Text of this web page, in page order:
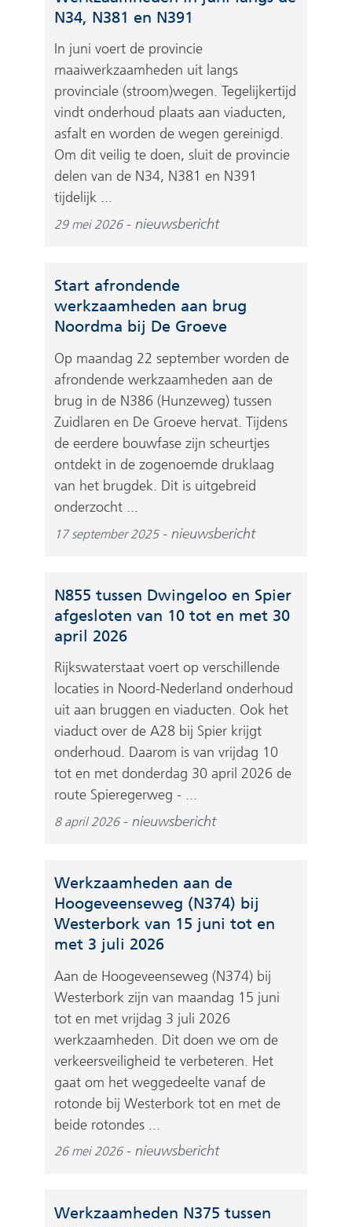
N34, N381 en N391
In juni voert de provincie
maaiwerkzaamheden uit langs
provinciale (stroom)wegen. Tegelijkertijd
vindt onderhoud plaats aan viaducten,
asfalt en worden de wegen gereinigd.
Om dit veilig te doen, sluit de provincie
delen van de N34, N381 en N391
tijdelijk ...
29 mei 2026 nieuwsbericht
Start afrondende
werkzaamheden aan brug
Noordma bij De Groeve
Op maandag 22 september worden de
afrondende werkzaamheden aan de
brug in de N386 (Hunzeweg) tussen
Zuidlaren en De Groeve hervat. Tijdens
de eerdere bouwfase zijn scheurtjes
ontdekt in de zogenoemde druklaag
van het brugdek. Dit is uitgebreid
onderzocht ...
17 september 2025 nieuwsbericht
N855 tussen Dwingeloo en Spier
afgesloten van 10 tot en met 30
april 2026
Rijkswaterstaat voert op verschillende
locaties in Noord-Nederland onderhoud
uit aan bruggen en viaducten. Ook het
viaduct over de A28 bij Spier krijgt
onderhoud. Daarom is van vrijdag 10
tot en met donderdag 30 april 2026 de
route Spieregerweg - ...
8 april 2026 nieuwsbericht
Werkzaamheden aan de
Hoogeveenseweg (N374) bij
Westerbork van 15 juni tot en
met 3 juli 2026
Aan de Hoogeveenseweg (N374) bij
Westerbork zijn van maandag 15 juni
tot en met vrijdag 3 juli 2026
werkzaamheden. Dit doen we om de
verkeersveiligheid te verbeteren. Het
gaat om het weggedeelte vanaf de
rotonde bij Westerbork tot en met de
beide rotondes ...
26 mei 2026 nieuwsbericht
Werkzaamheden N375 tussen